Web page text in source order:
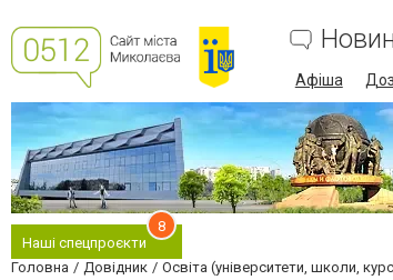
Афіша
Наші спецпроєкти
8
Головна Довідник Освіта (університети, школи,